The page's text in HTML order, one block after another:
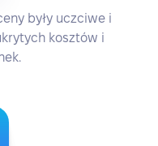
były uczciwe i
kosztów i